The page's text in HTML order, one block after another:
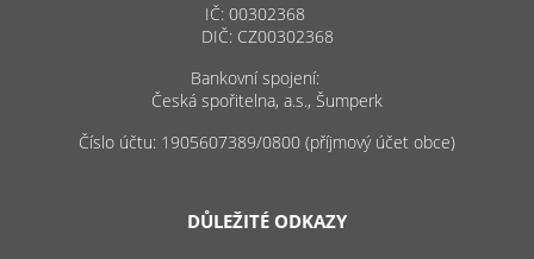
IČ: 00302368
DIČ: CZ00302368
Bankovní spojení:
Česká spořitelna, a.s., Šumperk
Číslo účtu: 1905607389/0800 (příjmový účet obce)
DŮLEŽITÉ ODKAZY